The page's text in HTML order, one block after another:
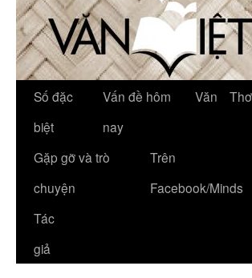
Số đặc
biệt
Vấn đề hôm
nay
Văn Thơ
Gặp gỡ và trò
chuyện
Trên
Facebook/Minds
Tác
giả